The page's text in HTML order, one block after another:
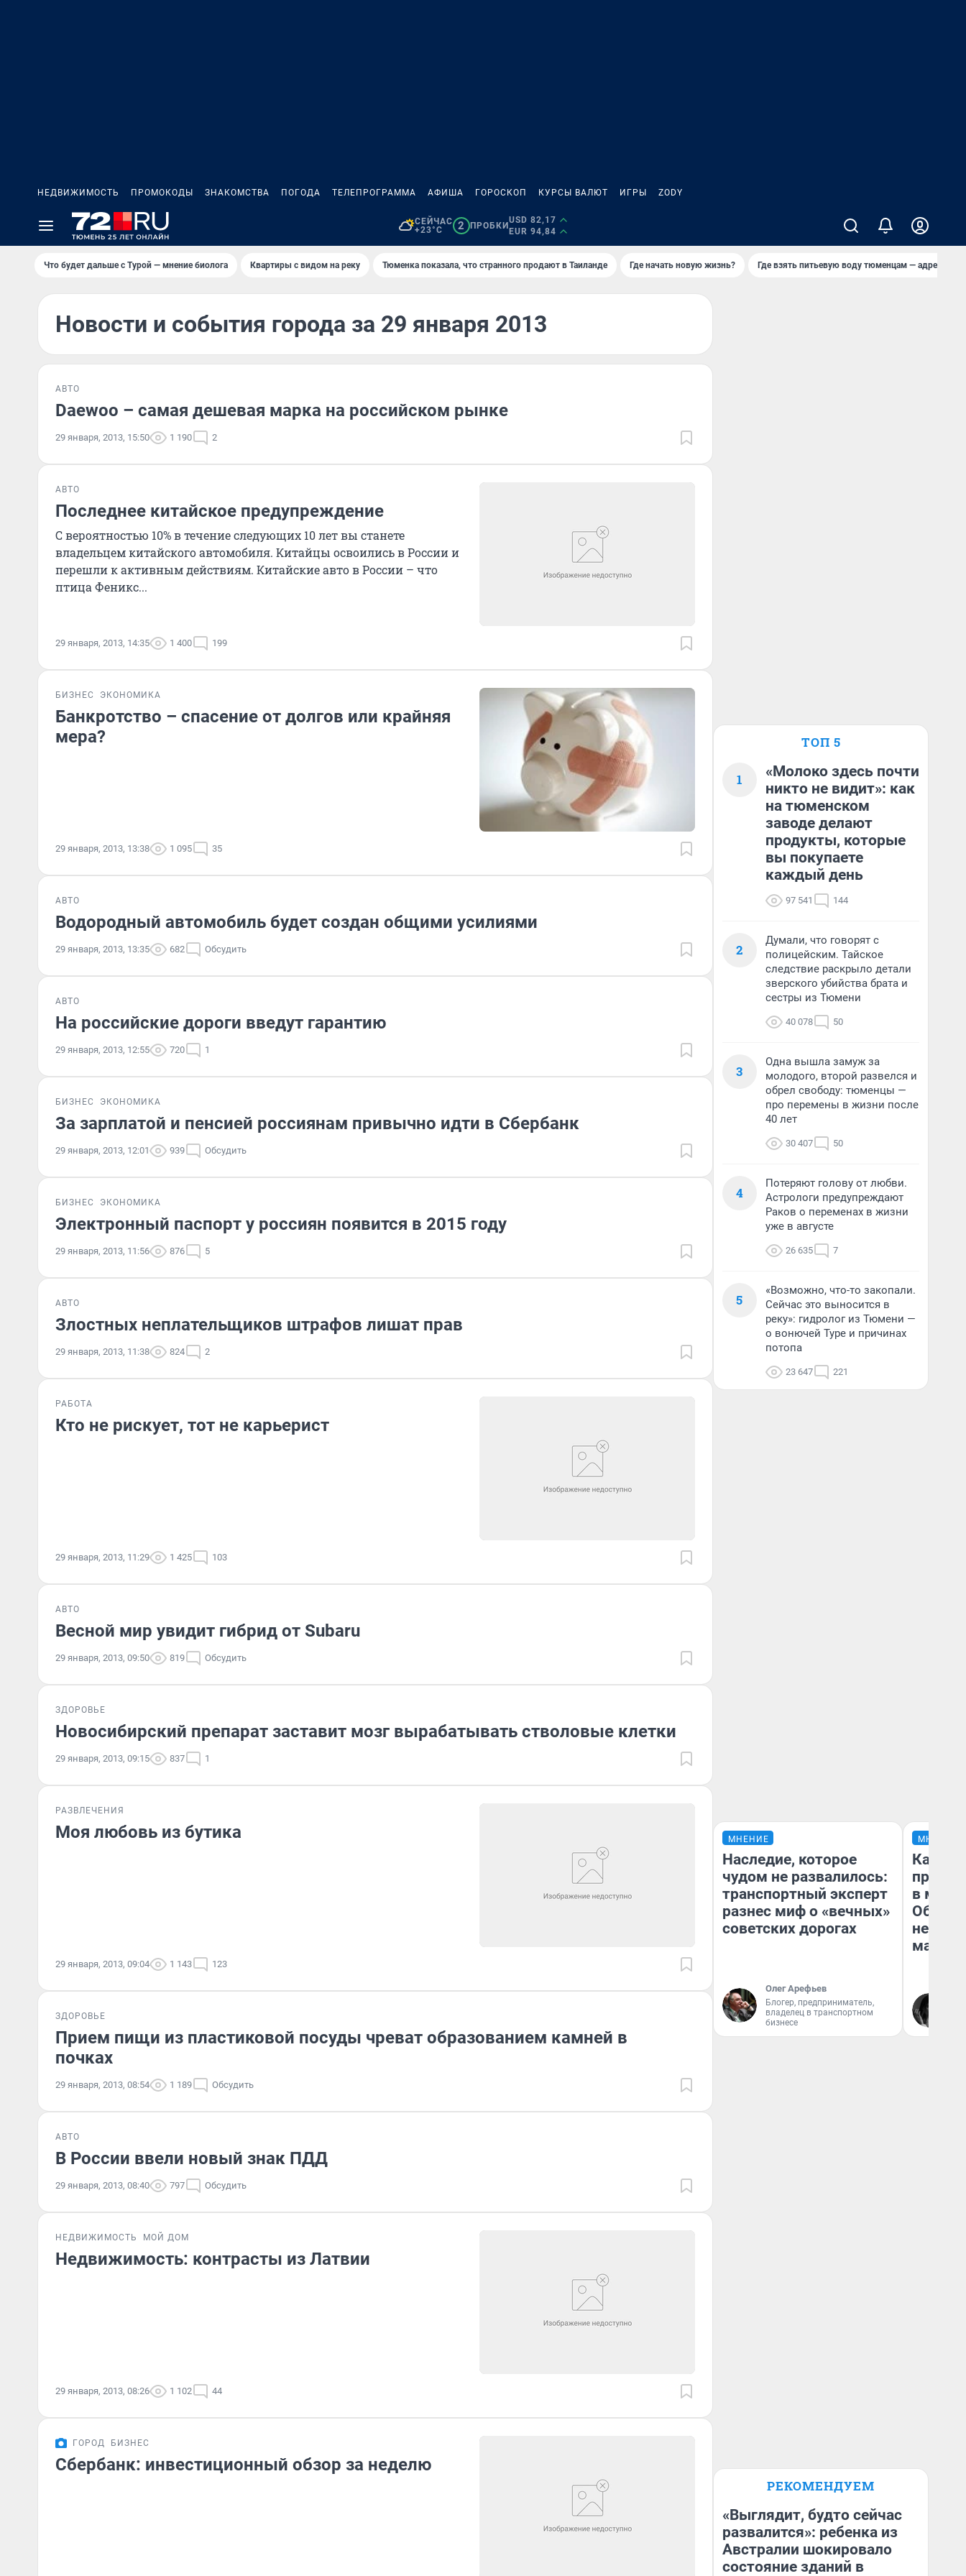
НЕДВИЖИМОСТЬ ПРОМОКОДЫ ЗНАКОМСТВА ПОГОДА ТЕЛЕПРОГРАММА АФИША ГОРОСКОП КУРСЫ ВАЛЮТ ИГРЫ ZODY
СЕЙЧАС
+23°C
2 ПРОБКИ
USD 82,17
EUR 94,84
Что будет дальше с Турой — мнение биолога Квартиры с видом на реку Тюменка показала, что странного продают в Таиланде Где начать новую жизнь? Где взять питьевую воду тюменцам — адреса
Новости и события города за 29 января 2013
АВТО
Daewoo – самая дешевая марка на российском рынке
29 января, 2013, 15:50 1 190 2
АВТО
Последнее китайское предупреждение
С вероятностью 10% в течение следующих 10 лет вы станете
владельцем китайского автомобиля. Китайцы освоились в России и
перешли к активным действиям. Китайские авто в России – что
птица Феникс...
29 января, 2013, 14:35 1 400 199
БИЗНЕС ЭКОНОМИКА
Банкротство – спасение от долгов или крайняя
мера?
29 января, 2013, 13:38 1 095 35
АВТО
Водородный автомобиль будет создан общими усилиями
29 января, 2013, 13:35 682 Обсудить
АВТО
На российские дороги введут гарантию
29 января, 2013, 12:55 720 1
БИЗНЕС ЭКОНОМИКА
За зарплатой и пенсией россиянам привычно идти в Сбербанк
29 января, 2013, 12:01 939 Обсудить
БИЗНЕС ЭКОНОМИКА
Электронный паспорт у россиян появится в 2015 году
29 января, 2013, 11:56 876 5
АВТО
Злостных неплательщиков штрафов лишат прав
29 января, 2013, 11:38 824 2
РАБОТА
Кто не рискует, тот не карьерист
29 января, 2013, 11:29 1 425 103
АВТО
Весной мир увидит гибрид от Subaru
29 января, 2013, 09:50 819 Обсудить
ЗДОРОВЬЕ
Новосибирский препарат заставит мозг вырабатывать стволовые клетки
29 января, 2013, 09:15 837 1
РАЗВЛЕЧЕНИЯ
Моя любовь из бутика
29 января, 2013, 09:04 1 143 123
ЗДОРОВЬЕ
Прием пищи из пластиковой посуды чреват образованием камней в
почках
29 января, 2013, 08:54 1 189 Обсудить
АВТО
В России ввели новый знак ПДД
29 января, 2013, 08:40 797 Обсудить
НЕДВИЖИМОСТЬ МОЙ ДОМ
Недвижимость: контрасты из Латвии
29 января, 2013, 08:26 1 102 44
ГОРОД БИЗНЕС
Сбербанк: инвестиционный обзор за неделю
ТОП 5
1
«Молоко здесь почти
никто не видит»: как
на тюменском
заводе делают
продукты, которые
вы покупаете
каждый день
97 541 144
2
Думали, что говорят с
полицейским. Тайское
следствие раскрыло детали
зверского убийства брата и
сестры из Тюмени
40 078 50
3
Одна вышла замуж за
молодого, второй развелся и
обрел свободу: тюменцы —
про перемены в жизни после
40 лет
30 407 50
4
Потеряют голову от любви.
Астрологи предупреждают
Раков о переменах в жизни
уже в августе
26 635 7
5
«Возможно, что-то закопали.
Сейчас это выносится в
реку»: гидролог из Тюмени —
о вонючей Туре и причинах
потопа
23 647 221
МНЕНИЕ
Наследие, которое
чудом не развалилось:
транспортный эксперт
разнес миф о «вечных»
советских дорогах
Олег Арефьев
Блогер, предприниматель,
владелец в транспортном
бизнесе
МНЕНИЕ
Какие
в
Обзор
РЕКОМЕНДУЕМ
«Выглядит, будто сейчас
развалится»: ребенка из
Австралии шокировало
состояние зданий в